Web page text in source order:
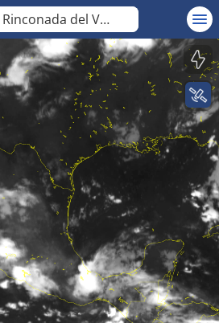
Fraccionamiento Rinconada del Valle